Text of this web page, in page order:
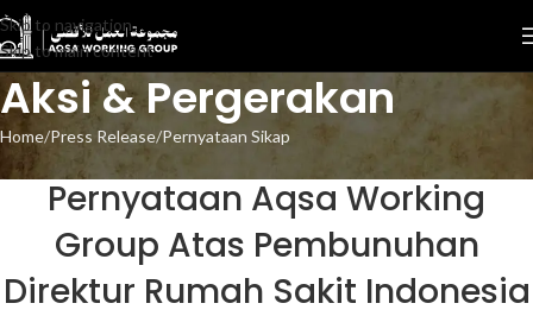
Skip to navigation
Skip to main content
Aksi & Pergerakan
Home Press Release Pernyataan Sikap
PERNYATAAN SIKAP
Pernyataan Aqsa Working
Group Atas Pembunuhan
Direktur Rumah Sakit Indonesia